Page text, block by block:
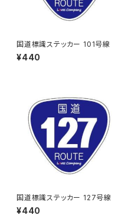
国道標識ステッカー 101号線
¥440
国道標識ステッカー 127号線
¥440